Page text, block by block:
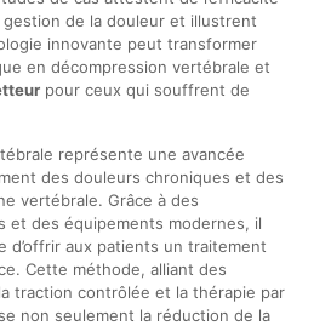
gestion de la douleur et illustrent
innovante peut transformer
en décompression vertébrale et
pour ceux qui souffrent de
représente une avancée
des douleurs chroniques et des
vertébrale. Grâce à des
et des équipements modernes, il
d’offrir aux patients un traitement
Cette méthode, alliant des
traction contrôlée et la thérapie par
non seulement la réduction de la